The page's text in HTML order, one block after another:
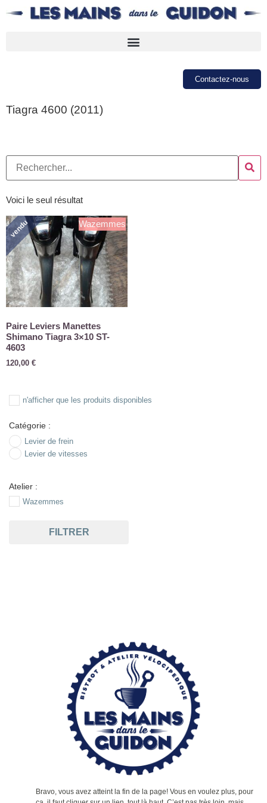
Contactez-nous
Tiagra 4600 (2011)
Voici le seul résultat
Wazemmes
vendu
Paire Leviers Manettes
Shimano Tiagra 3×10 ST-
4603
120,00 €
n'afficher que les produits disponibles
Catégorie :
Levier de frein
Levier de vitesses
Atelier :
Wazemmes
FILTRER
Bravo, vous avez atteint la fin de la page! Vous en voulez plus, pour